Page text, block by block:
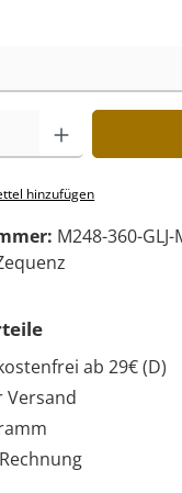
hinzufügen
M248-360-
ab 29€ (D)
Versand